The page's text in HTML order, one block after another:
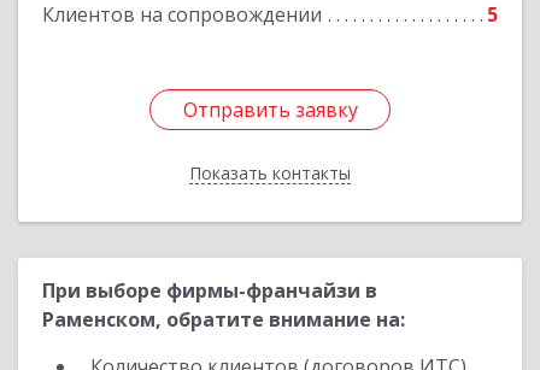
Клиентов на сопровождении 5
Отправить заявку
Показать контакты
Отправить заявку
Назад
При выборе фирмы-франчайзи в
Раменском, обратите внимание на: